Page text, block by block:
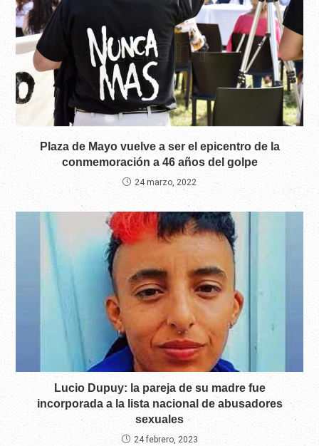
Plaza de Mayo vuelve a ser el epicentro de la
conmemoración a 46 años del golpe
24 marzo, 2022
Lucio Dupuy: la pareja de su madre fue
incorporada a la lista nacional de abusadores
sexuales
24 febrero, 2023